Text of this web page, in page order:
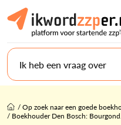
Ik heb een vraag over
/Op zoek naar een goede
/ Boekhouder Den Bosch: